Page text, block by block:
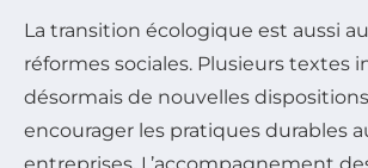
La transition écologique est aussi
réformes sociales. Plusieurs textes
désormais de nouvelles
encourager les pratiques durables